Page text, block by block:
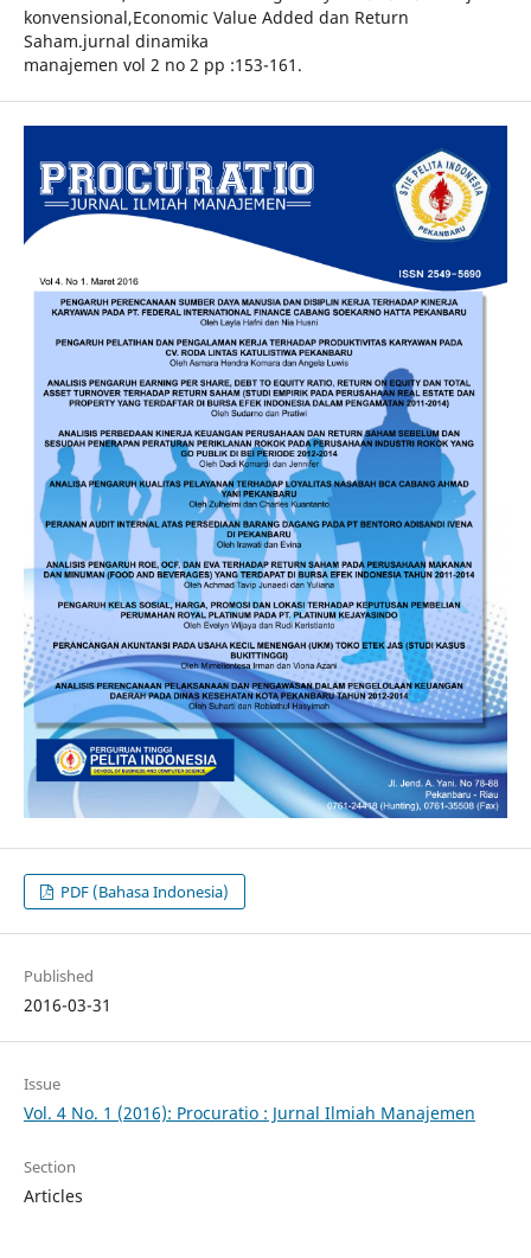
konvensional,Economic Value Added dan Return
Saham.jurnal dinamika
manajemen vol 2 no 2 pp :153-161.
PDF (Bahasa Indonesia)
Published
2016-03-31
Issue
Vol. 4 No. 1 (2016): Procuratio : Jurnal Ilmiah Manajemen
Section
Articles